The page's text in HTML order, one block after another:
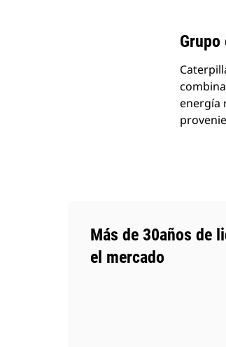
Grupo
energía
Más de 30años de
el mercado